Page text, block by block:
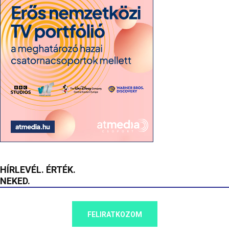
HÍRLEVÉL. ÉRTÉK.
NEKED.
FELIRATKOZOM